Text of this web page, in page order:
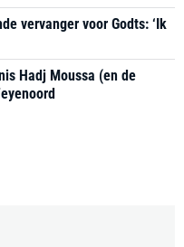
vervanger voor Godts: ‘Ik
Hadj Moussa (en de